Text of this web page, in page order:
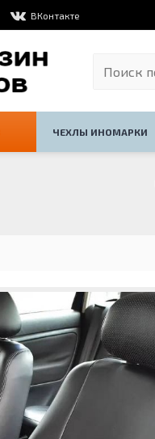
ВКонтакте
ЧЕХЛЫ ИНОМАРКИ